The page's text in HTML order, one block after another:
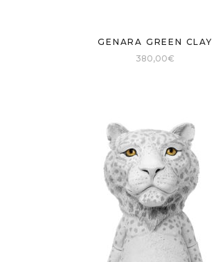
GENARA GREEN CLAY
380,00€